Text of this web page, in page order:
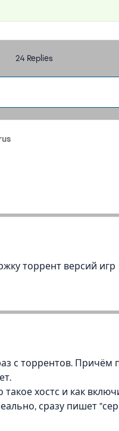
24 Replies
торрент версий игр
с торрентов. Причём
хостс и как
сразу пишет